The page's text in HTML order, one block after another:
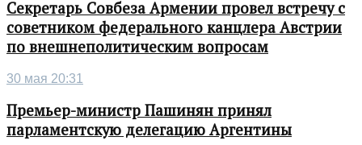
Секретарь Совбеза Армении провел встречу с
советником федерального канцлера Австрии
по внешнеполитическим вопросам
30 мая 20:31
Премьер-министр Пашинян принял
парламентскую делегацию Аргентины